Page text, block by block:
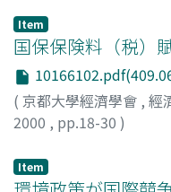
Item
国保保険料（税）
( 京都大學經濟學會 , 經
2000 , pp.18-30 )
Item